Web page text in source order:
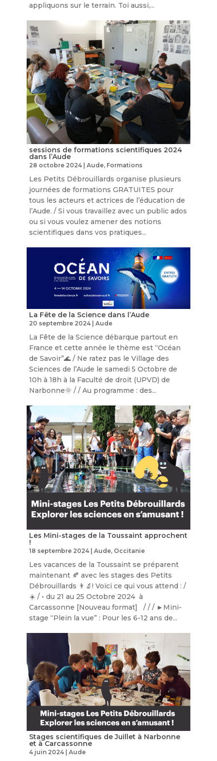
appliquons sur le terrain. Toi aussi,...
sessions de formations scientifiques 2024
dans l’Aude
28 octobre 2024| Aude, Formations
Les Petits Débrouillards organise plusieurs
journées de formations GRATUITES pour
tous les acteurs et actrices de l’éducation de
l’Aude. / Si vous travaillez avec un public ados
ou si vous voulez amener des notions
scientifiques dans vos pratiques...
La Fête de la Science dans l’Aude
20 septembre 2024| Aude
La Fête de la Science débarque partout en
France et cette année le thème est “Océan
de Savoir”🌊 / Ne ratez pas le Village des
Sciences de l’Aude le samedi 5 Octobre de
10h à 18h à la Faculté de droit (UPVD) de
Narbonne🌞 / / Au programme : des...
Les Mini-stages de la Toussaint approchent
!
18 septembre 2024| Aude, Occitanie
Les vacances de la Toussaint se préparent
maintenant 🍂 avec les stages des Petits
Débrouillards 👨‍🔬! Voici ce qui vous attend : /
☀️ / • du 21 au 25 Octobre 2024 à
Carcassonne [Nouveau format] / / / ►Mini-
stage “Plein la vue” : Pour les 6-12 ans de...
Stages scientifiques de Juillet à Narbonne
et à Carcassonne
4 juin 2024| Aude